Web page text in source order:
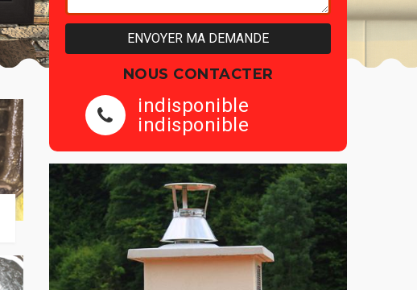
NOUS CONTACTER
indisponible
indisponible